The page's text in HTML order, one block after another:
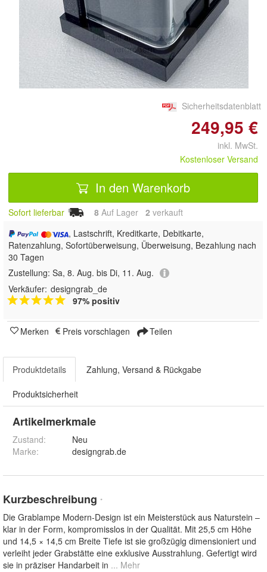
Doppelt antippen zum
vergrößern
Sicherheitsdatenblatt
249,95 €
inkl. MwSt.
Kostenloser Versand
In den Warenkorb
Sofort lieferbar 8 Auf Lager 2 verkauft
, Lastschrift, Kreditkarte, Debitkarte,
Ratenzahlung, Sofortüberweisung, Überweisung, Bezahlung nach
30 Tagen
Zustellung: Sa, 8. Aug. bis Di, 11. Aug.
Verkäufer: designgrab_de
97% positiv
Merken Preis vorschlagen Teilen
Produktdetails Zahlung, Versand & Rückgabe
Produktsicherheit
Artikelmerkmale
Zustand:
Neu
Marke:
designgrab.de
Kurzbeschreibung *
Die Grablampe Modern-Design ist ein Meisterstück aus Naturstein –
klar in der Form, kompromisslos in der Qualität. Mit 25,5 cm Höhe
und 14,5 × 14,5 cm Breite Tiefe ist sie großzügig dimensioniert und
verleiht jeder Grabstätte eine exklusive Ausstrahlung. Gefertigt wird
sie in präziser Handarbeit in ... Mehr